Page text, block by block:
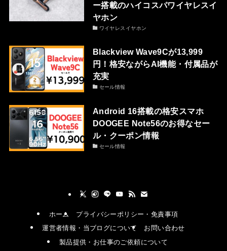
ー搭載のハイコスパワイヤレスイ
ヤホン
ワイヤレスイヤホン
Blackview Wave9Cが13,999
円！格安ながらAI機能・付属品が
充実
セール情報
Android 16搭載の格安スマホ
DOOGEE Note56のお得なセー
ル・クーポン情報
セール情報
ホーム
プライバシーポリシー・免責事項
運営者情報・当ブログについて
お問い合わせ
製品提供・お仕事のご依頼について